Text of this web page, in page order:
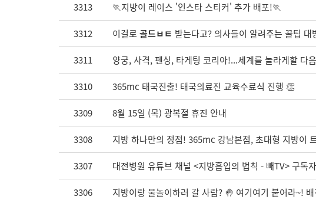
3313 🏃지방이 레이스 '인스타 스티커' 추가 배포!🏃
3312 이걸로 골드ㅂㅌ 받는다고? 의사들이 알려주는 꿀팁 대
3311 양궁, 사격, 펜싱, 타게팅 코리아!...세계를 놀라게할 다
3310 365mc 태국진출! 태국의료진 교육수료식 진행 👏
3309 8월 15일 (목) 광복절 휴진 안내
3308 지방 하나만의 정점! 365mc 강남본점, 초대형 지방이
3307 대전병원 유튜브 채널 <지방흡입의 법칙 - 빼TV> 구독
3306 지방이랑 물놀이하러 갈 사람? 🤚 여기여기 붙어라~!